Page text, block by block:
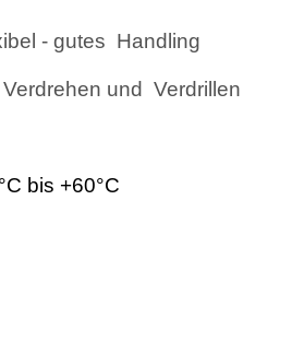
- gutes Handling
und Verdrillen
bis +60°C